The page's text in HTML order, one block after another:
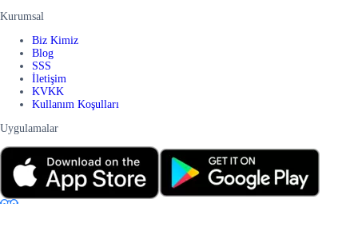
Kurumsal
Biz Kimiz
Blog
SSS
İletişim
KVKK
Kullanım Koşulları
Uygulamalar